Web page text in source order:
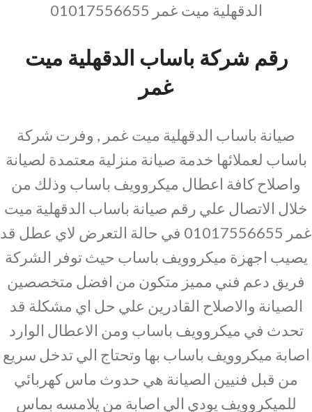
الدقهلية ميت غمر 01017556655
رقم شركة باساب الدقهلية ميت
غمر
صيانة باساب الدقهلية ميت غمر , وفرت شركة
باساب لعملائها خدمة صيانة منزلية معتمدة لصيانة
واصلاح كافة اعطال ميكروويف باساب وذلك من
خلال الاتصال علي رقم صيانة باساب الدقهلية ميت
غمر 01017556655 في حالة التعرض لاي عطل قد
يصيب اجهزة ميكروويف باساب حيث توفر الشركة
فريق دعم فني مميز متكون من افضل متخصصين
الصيانة والاصلاح القادرين علي حل اي مشكلة قد
تحدث في ميكروويف باساب ومن الاعطال الوارد
اصابة ميكروويف باساب بها وتحتاج الي تدخل سريع
من قبل فنيين الصيانة هي حدوث ماس كهربائي
للميكروويف يودي الي اصابة من يلامسه بماس